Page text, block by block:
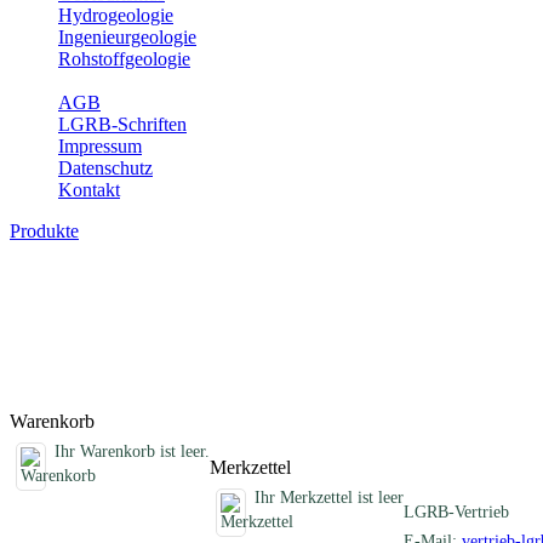
Hydrogeologie
Ingenieurgeologie
Rohstoffgeologie
AGB
LGRB-Schriften
Impressum
Datenschutz
Kontakt
Produkte
Warenkorb
Ihr Warenkorb ist leer.
Merkzettel
Ihr Merkzettel ist leer
LGRB-Vertrieb